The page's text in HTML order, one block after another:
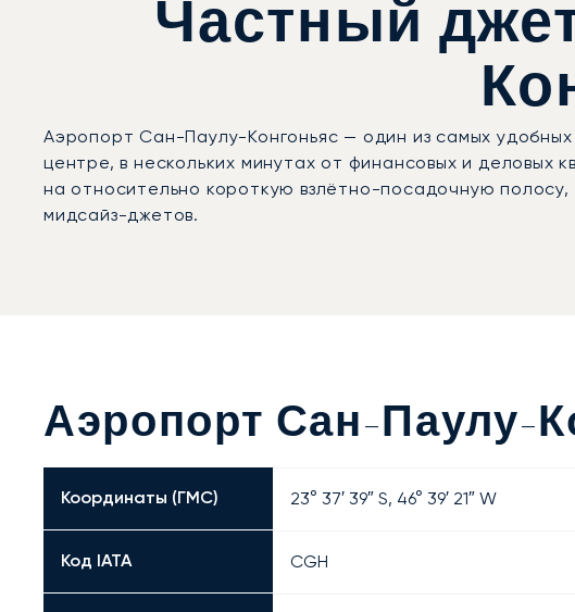
Частный
Аэропорт Сан-Паулу-Конгоньяс — один из самых
центре, в нескольких минутах от финансовых и деловых
на относительно короткую взлётно-посадочную
мидсайз-джетов.
Аэропорт Сан-Паулу-
Координаты (ГМС) 23° 37′ 39″ S, 46° 39′ 21″ W
Код IATA CGH